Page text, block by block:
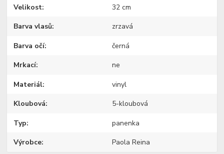
Velikost 32 cm
Barva vlasů zrzavá
Barva očí černá
Mrkací ne
Materiál vinyl
Kloubová 5-kloubová
Typ panenka
Výrobce Paola Reina